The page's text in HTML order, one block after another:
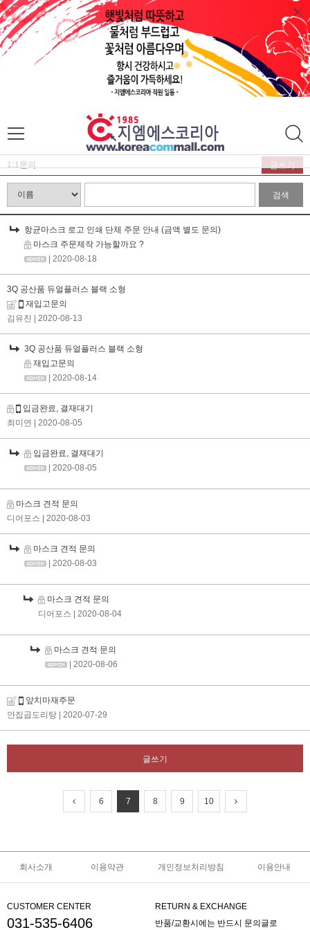
1:1문의 글쓰기
검색
항균마스크 로고 인쇄 단체 주문 안내 (금액 별도 문의)
마스크 주문제작 가능할까요 ?
| 2020-08-18
3Q 공산품 듀얼플러스 블랙 소형
재입고문의
김유진
| 2020-08-13
3Q 공산품 듀얼플러스 블랙 소형
재입고문의
| 2020-08-14
입금완료, 결재대기
최미연
| 2020-08-05
입금완료, 결재대기
| 2020-08-05
마스크 견적 문의
디어포스
| 2020-08-03
마스크 견적 문의
| 2020-08-03
마스크 견적 문의
디어포스
| 2020-08-04
마스크 견적 문의
| 2020-08-06
앞치마재주문
안집곱도리탕
| 2020-07-29
글쓰기
6 7 8 9 10
회사소개 이용약관 개인정보처리방침 이용안내
CUSTOMER CENTER
031-535-6406
RETURN & EXCHANGE
반품/교환시에는 반드시 문의글로